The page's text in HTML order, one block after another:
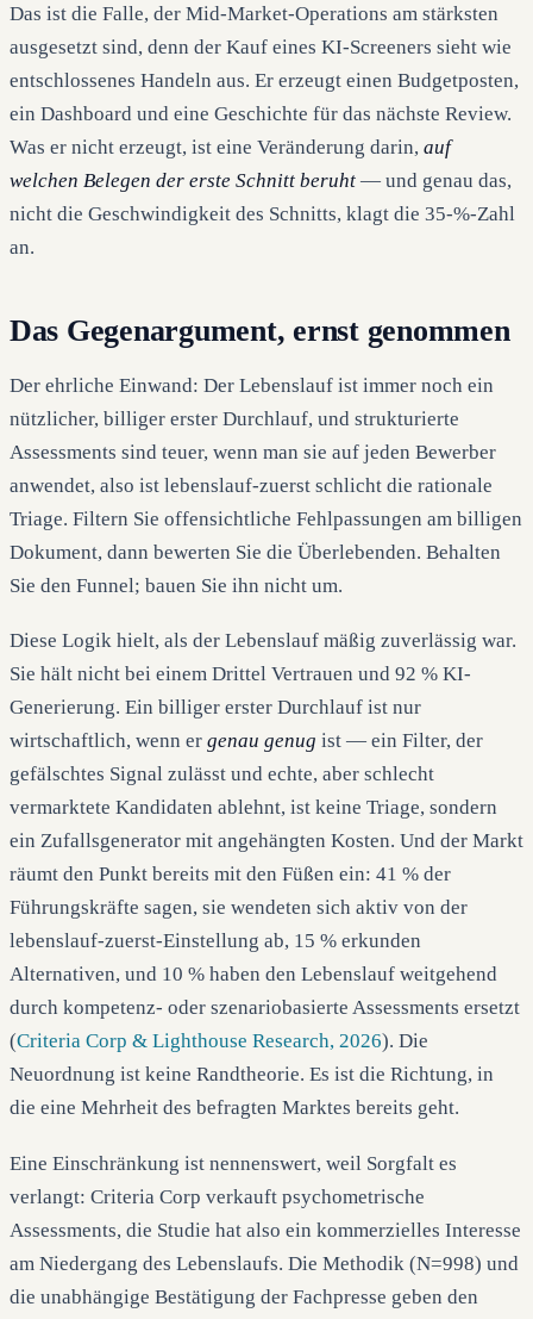
Das ist die Falle, der Mid-Market-Operations am stärksten
ausgesetzt sind, denn der Kauf eines KI-Screeners sieht wie
entschlossenes Handeln aus. Er erzeugt einen Budgetposten,
ein Dashboard und eine Geschichte für das nächste Review.
Was er nicht erzeugt, ist eine Veränderung darin, auf
welchen Belegen der erste Schnitt beruht — und genau das,
nicht die Geschwindigkeit des Schnitts, klagt die 35-%-Zahl
an.
Das Gegenargument, ernst genommen
Der ehrliche Einwand: Der Lebenslauf ist immer noch ein
nützlicher, billiger erster Durchlauf, und strukturierte
Assessments sind teuer, wenn man sie auf jeden Bewerber
anwendet, also ist lebenslauf-zuerst schlicht die rationale
Triage. Filtern Sie offensichtliche Fehlpassungen am billigen
Dokument, dann bewerten Sie die Überlebenden. Behalten
Sie den Funnel; bauen Sie ihn nicht um.
Diese Logik hielt, als der Lebenslauf mäßig zuverlässig war.
Sie hält nicht bei einem Drittel Vertrauen und 92 % KI-
Generierung. Ein billiger erster Durchlauf ist nur
wirtschaftlich, wenn er genau genug ist — ein Filter, der
gefälschtes Signal zulässt und echte, aber schlecht
vermarktete Kandidaten ablehnt, ist keine Triage, sondern
ein Zufallsgenerator mit angehängten Kosten. Und der Markt
räumt den Punkt bereits mit den Füßen ein: 41 % der
Führungskräfte sagen, sie wendeten sich aktiv von der
lebenslauf-zuerst-Einstellung ab, 15 % erkunden
Alternativen, und 10 % haben den Lebenslauf weitgehend
durch kompetenz- oder szenariobasierte Assessments ersetzt
(Criteria Corp & Lighthouse Research, 2026). Die
Neuordnung ist keine Randtheorie. Es ist die Richtung, in
die eine Mehrheit des befragten Marktes bereits geht.
Eine Einschränkung ist nennenswert, weil Sorgfalt es
verlangt: Criteria Corp verkauft psychometrische
Assessments, die Studie hat also ein kommerzielles Interesse
am Niedergang des Lebenslaufs. Die Methodik (N=998) und
die unabhängige Bestätigung der Fachpresse geben den